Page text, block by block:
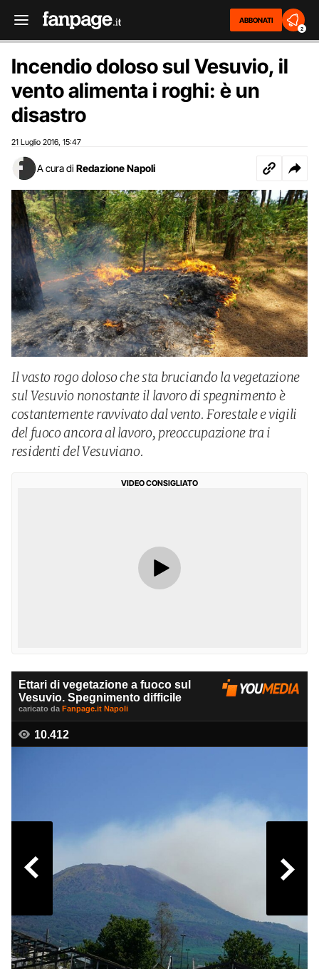
ABBONATI
2
Incendio doloso sul Vesuvio, il
vento alimenta i roghi: è un
disastro
21 Luglio 2016 15:47
A cura di Redazione Napoli
Il vasto rogo doloso che sta bruciando la vegetazione
sul Vesuvio nonostante il lavoro di spegnimento è
costantemente ravvivato dal vento. Forestale e vigili
del fuoco ancora al lavoro, preoccupazione tra i
residenti del Vesuviano.
VIDEO CONSIGLIATO